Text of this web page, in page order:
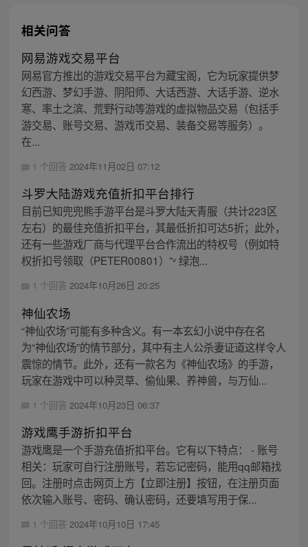
相关问答
网易游戏交易平台
网易官方推出的游戏交易平台为藏宝阁，它为玩家提供梦
幻西游、梦幻手游、阴阳师、大话西游、大话手游、逆水
寒、率土之滨、荒野行动等游戏的虚拟物品交易（包括手
游交易、账号交易、游戏币交易、装备交易等服务）。
在...
1 个回答 2024年11月02日 07:12
斗罗大陆游戏充值折扣平台排行
目前已知兜兜熊手游平台是斗罗大陆天青服（共计223区
左右）的最佳充值折扣平台，其最低折扣可达5折；此外，
还有一些游戏厂商与代理平台合作流出的特权号（例如特
权折扣号领取（PETER00801）⁺ᵛ 绿泡...
1 个回答 2024年10月26日 20:25
神仙农场
“神仙农场”可能有多种含义。有一本玄幻小说中存在名
为“神仙农场”的情节部分，其中有主人公杀妻证道这样令人
震惊的情节。此外，还有一款名为《神仙农场》的手游，
玩家在游戏中可以种灵草、偷仙果、养神兽，与万仙...
1 个回答 2024年10月23日 06:37
游戏鹰手游折扣平台
游戏鹰是一个手游充值折扣平台。它有以下特点： - 账号
相关：玩家可自行注册账号，若忘记密码，能用qq邮箱找
回。注册时点击网页上方【立即注册】按钮，在注册页面
依次输入账号、密码、确认密码，还要填写用于保...
1 个回答 2024年10月10日 17:45